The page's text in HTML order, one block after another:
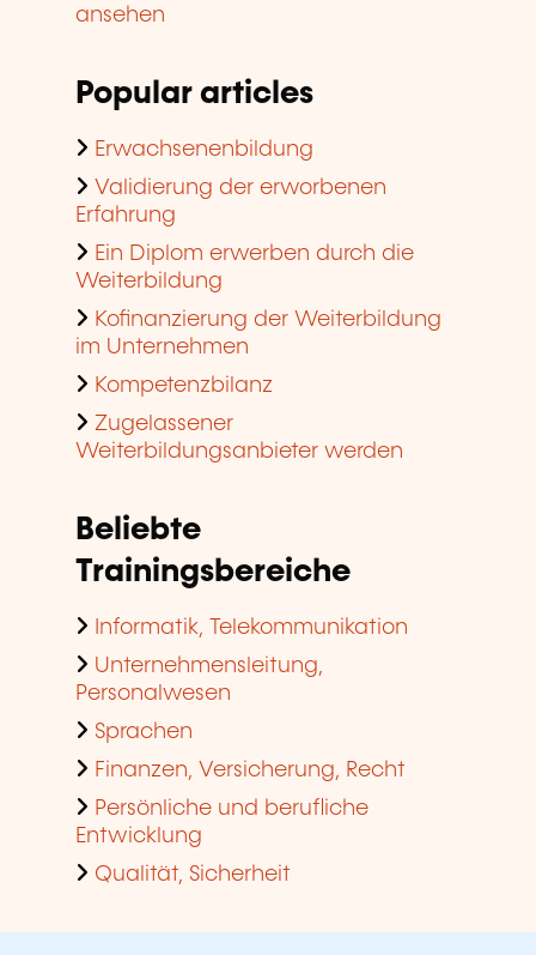
ansehen
Popular articles
Erwachsenenbildung
Validierung der erworbenen
Erfahrung
Ein Diplom erwerben durch die
Weiterbildung
Kofinanzierung der Weiterbildung
im Unternehmen
Kompetenzbilanz
Zugelassener
Weiterbildungsanbieter werden
Beliebte
Trainingsbereiche
Informatik, Telekommunikation
Unternehmensleitung,
Personalwesen
Sprachen
Finanzen, Versicherung, Recht
Persönliche und berufliche
Entwicklung
Qualität, Sicherheit